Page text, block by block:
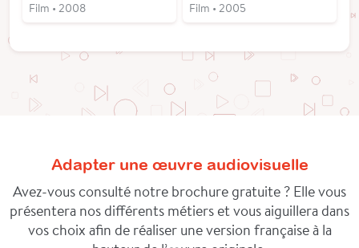
Film • 2008 Film • 2005
Adapter une œuvre audiovisuelle
Avez-vous consulté notre brochure gratuite ? Elle vous
présentera nos différents métiers et vous aiguillera dans
vos choix afin de réaliser une version française à la